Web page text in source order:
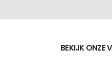
BEKIJK ONZE